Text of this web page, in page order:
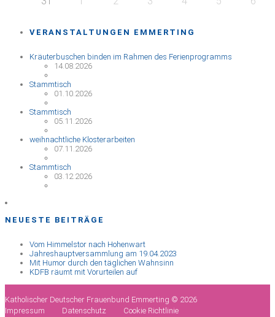
VERANSTALTUNGEN EMMERTING
Kräuterbuschen binden im Rahmen des Ferienprogramms
14.08.2026
Stammtisch
01.10.2026
Stammtisch
05.11.2026
weihnachtliche Klosterarbeiten
07.11.2026
Stammtisch
03.12.2026
NEUESTE BEITRÄGE
Vom Himmelstor nach Hohenwart
Jahreshauptversammlung am 19.04.2023
Mit Humor durch den täglichen Wahnsinn
KDFB räumt mit Vorurteilen auf
Katholischer Deutscher Frauenbund Emmerting © 2026
Impressum
Datenschutz Cookie Richtlinie